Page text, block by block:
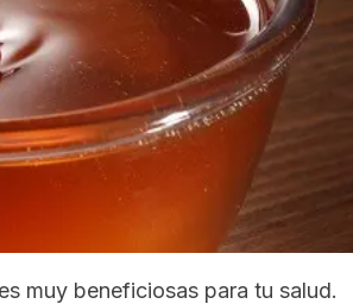
muy beneficiosas para tu salud.